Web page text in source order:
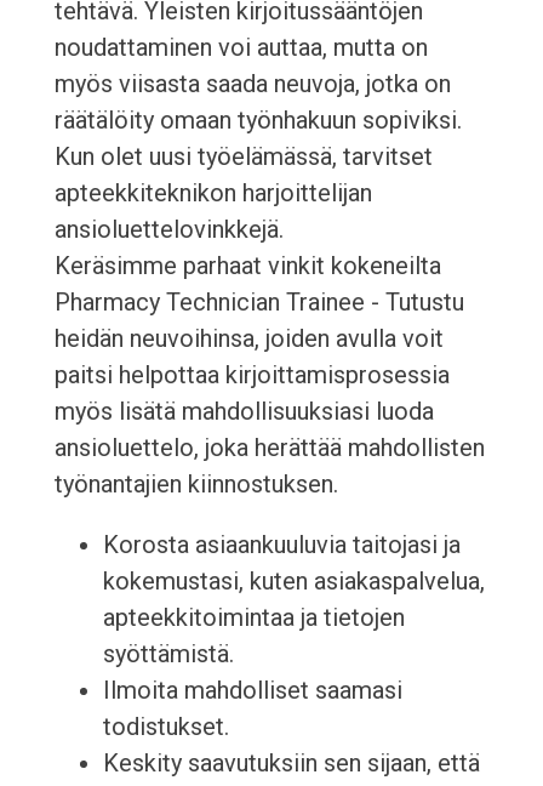
tehtävä. Yleisten kirjoitussääntöjen
noudattaminen voi auttaa, mutta on
myös viisasta saada neuvoja, jotka on
räätälöity omaan työnhakuun sopiviksi.
Kun olet uusi työelämässä, tarvitset
apteekkiteknikon harjoittelijan
ansioluettelovinkkejä.
Keräsimme parhaat vinkit kokeneilta
Pharmacy Technician Trainee - Tutustu
heidän neuvoihinsa, joiden avulla voit
paitsi helpottaa kirjoittamisprosessia
myös lisätä mahdollisuuksiasi luoda
ansioluettelo, joka herättää mahdollisten
työnantajien kiinnostuksen.
Korosta asiaankuuluvia taitojasi ja
kokemustasi, kuten asiakaspalvelua,
apteekkitoimintaa ja tietojen
syöttämistä.
Ilmoita mahdolliset saamasi
todistukset.
Keskity saavutuksiin sen sijaan, että